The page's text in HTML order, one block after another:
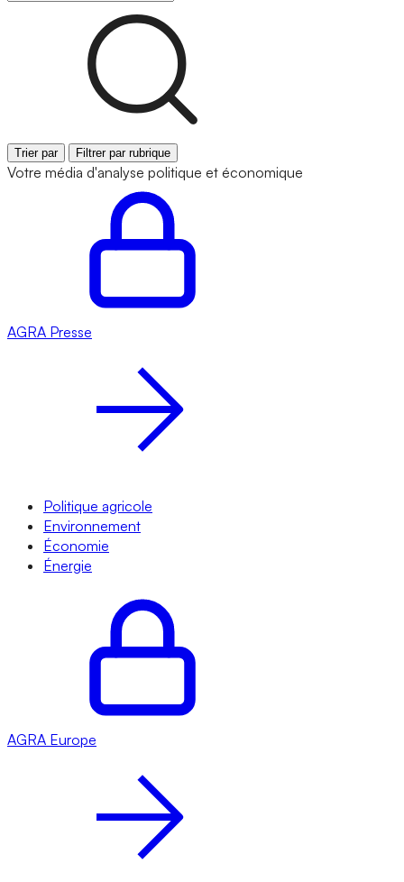
Trier par Filtrer par rubrique
Votre média d'analyse politique et économique
AGRA Presse
Politique agricole
Environnement
Économie
Énergie
AGRA Europe